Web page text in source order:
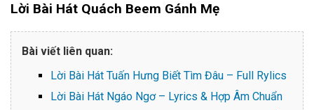
Lời Bài Hát Quách Beem Gánh Mẹ
Bài viết liên quan:
Lời Bài Hát Tuấn Hưng Biết Tìm Đâu – Full Rylics
Lời Bài Hát Ngáo Ngơ – Lyrics & Hợp Âm Chuẩn